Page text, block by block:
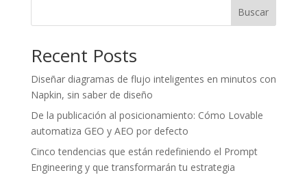
Buscar
Recent Posts
Diseñar diagramas de flujo inteligentes en minutos con
Napkin, sin saber de diseño
De la publicación al posicionamiento: Cómo Lovable
automatiza GEO y AEO por defecto
Cinco tendencias que están redefiniendo el Prompt
Engineering y que transformarán tu estrategia